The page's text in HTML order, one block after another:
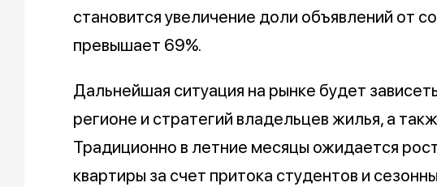
становится увеличение доли объявлений от
превышает 69%.
Дальнейшая ситуация на рынке будет
регионе и стратегий владельцев жилья, а
Традиционно в летние месяцы ожидается
квартиры за счет притока студентов и